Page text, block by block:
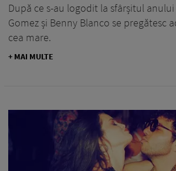
După ce s-au logodit la sfârșitul
Gomez și Benny Blanco se pregătesc
cea mare.
+ MAI MULTE